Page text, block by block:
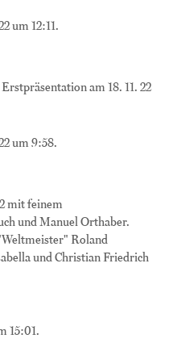
um 12:11.
am 18. 11. 22
um 9:58.
mit feinem
und Manuel Orthaber.
Roland
und Christian Friedrich
15:01.